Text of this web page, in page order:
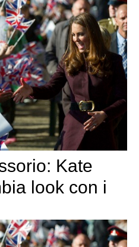
Kate
look con i